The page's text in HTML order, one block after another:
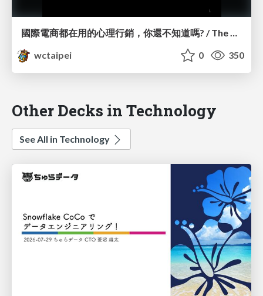
國際電商都在用的心理行銷，你還不知道嗎? / The Psychology Behind eCommerce_林文攀 / Peter Lin
wctaipei
0 350
Other Decks in Technology
See All in Technology